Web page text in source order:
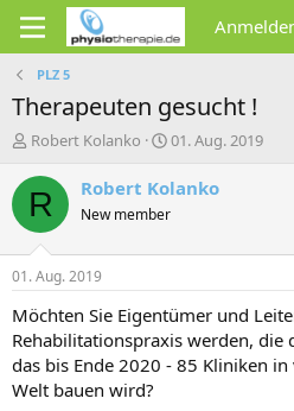
PLZ 5
Therapeuten gesucht !
E
s
t
e
r
Robert Kolanko
E
s
t
a
m
01. Aug. 2019
R Robert Kolanko
New member
01. Aug. 2019
Möchten Sie Eigentümer und
Rehabilitationspraxis werden, die
das bis Ende 2020 - 85 Kliniken
Welt bauen wird?